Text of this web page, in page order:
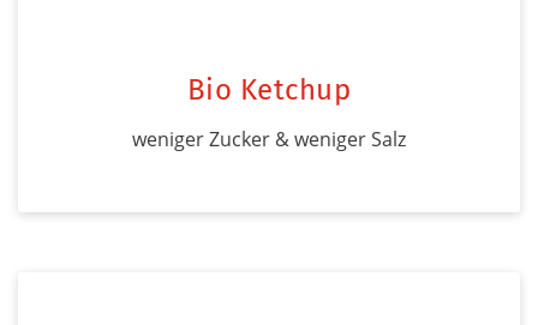
Bio Ketchup
weniger Zucker & weniger Salz